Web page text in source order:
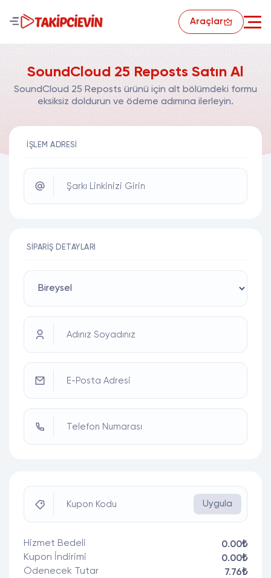
Araçlar
SoundCloud 25 Reposts Satın Al
SoundCloud 25 Reposts ürünü için alt bölümdeki formu
eksiksiz doldurun ve ödeme adımına ilerleyin.
İŞLEM ADRESI
Şarkı Linkinizi Girin
SIPARIŞ DETAYLARI
Adınız Soyadınız
E-Posta Adresi
Telefon Numarası
Kupon Kodu Uygula
Hizmet Bedeli
0.00₺
Kupon İndirimi
0.00₺
Ödenecek Tutar
7.76₺